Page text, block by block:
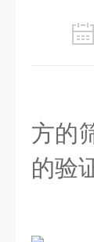
方的
的验